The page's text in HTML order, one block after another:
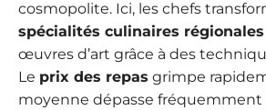
cosmopolite. Ici, les chefs
spécialités culinaires régionales
œuvres d’art grâce à des
Le prix des repas grimpe
moyenne dépasse fréquemment